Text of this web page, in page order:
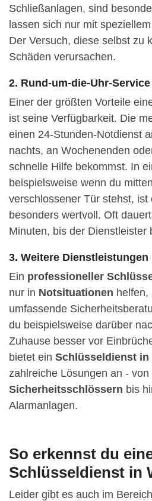
Schließanlagen, sind
lassen sich nur mit
Der Versuch, diese selbst zu
Schäden verursachen.
2. Rund-um-die-Uhr-Service
Einer der größten Vorteile
ist seine Verfügbarkeit. Die
einen 24-Stunden-Notdienst
nachts, an Wochenenden
schnelle Hilfe bekommst. In
beispielsweise wenn du
verschlossener Tür stehst, ist
besonders wertvoll. Oft
Minuten, bis der Dienstleister
3. Weitere
Ein professioneller
nur in Notsituationen helfen,
umfassende
du beispielsweise darüber
Zuhause besser vor
bietet ein Schlüsseldienst in
zahlreiche Lösungen an - von
Sicherheitsschlössern bis
Alarmanlagen.
So erkennst du
Schlüsseldienst in
Leider gibt es auch im